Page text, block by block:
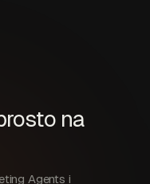
na
Agents i